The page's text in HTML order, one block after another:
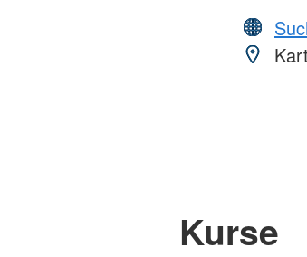
Kurse